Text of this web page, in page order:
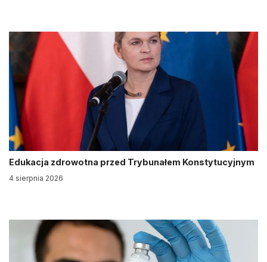
Edukacja zdrowotna przed Trybunałem Konstytucyjnym
4 sierpnia 2026